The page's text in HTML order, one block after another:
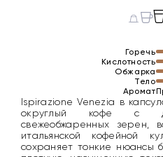
Горечь
Кислотность
Обжарка
Тело
Аромат
Ispirazione Venezia в
округлый кофе с
свежеобжаренных зерен,
итальянской кофейной
сохраняет тонкие нюансы